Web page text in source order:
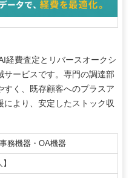
経費査定とリバースオークシ
サービスです。専門の調達部
すく、既存顧客へのプラスア
により、安定したストック収
務機器・OA機器